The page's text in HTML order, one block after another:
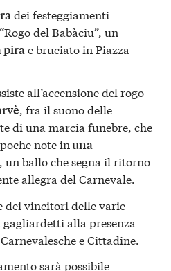
dei festeggiamenti
del Babàciu”, un
pira e bruciato in Piazza
all’accensione del rogo
, fra il suono delle
di una marcia funebre, che
note inuna
, un ballo che segna il ritorno
allegra del Carnevale.
dei vincitori delle varie
alla presenza
e Cittadine.
sarà possibile